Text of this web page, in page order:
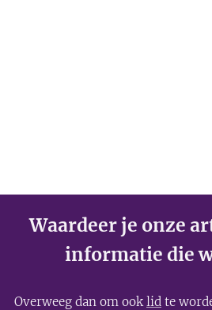
Waardeer je onze
informatie die
Overweeg dan om ooklid te